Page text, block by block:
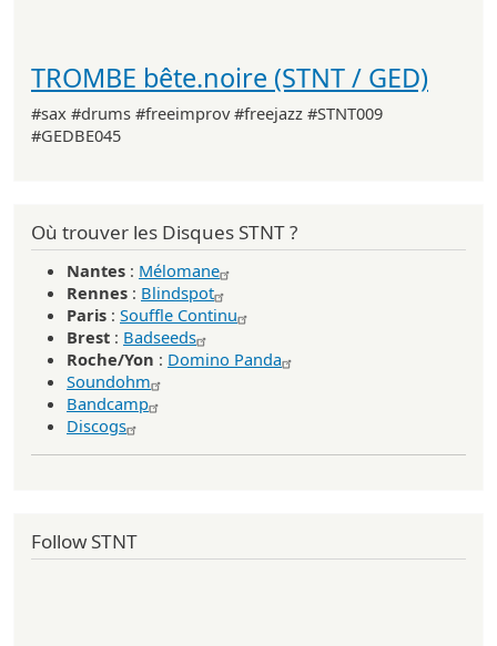
TROMBE bête.noire (STNT / GED)
#sax #drums #freeimprov #freejazz #STNT009
#GEDBE045
Où trouver les Disques STNT ?
Nantes : Mélomane
Rennes : Blindspot
Paris : Souffle Continu
Brest : Badseeds
Roche/Yon : Domino Panda
Soundohm
Bandcamp
Discogs
Follow STNT